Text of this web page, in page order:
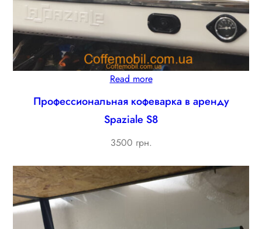
Read more
Профессиональная кофеварка в аренду
Spaziale S8
3500 грн.